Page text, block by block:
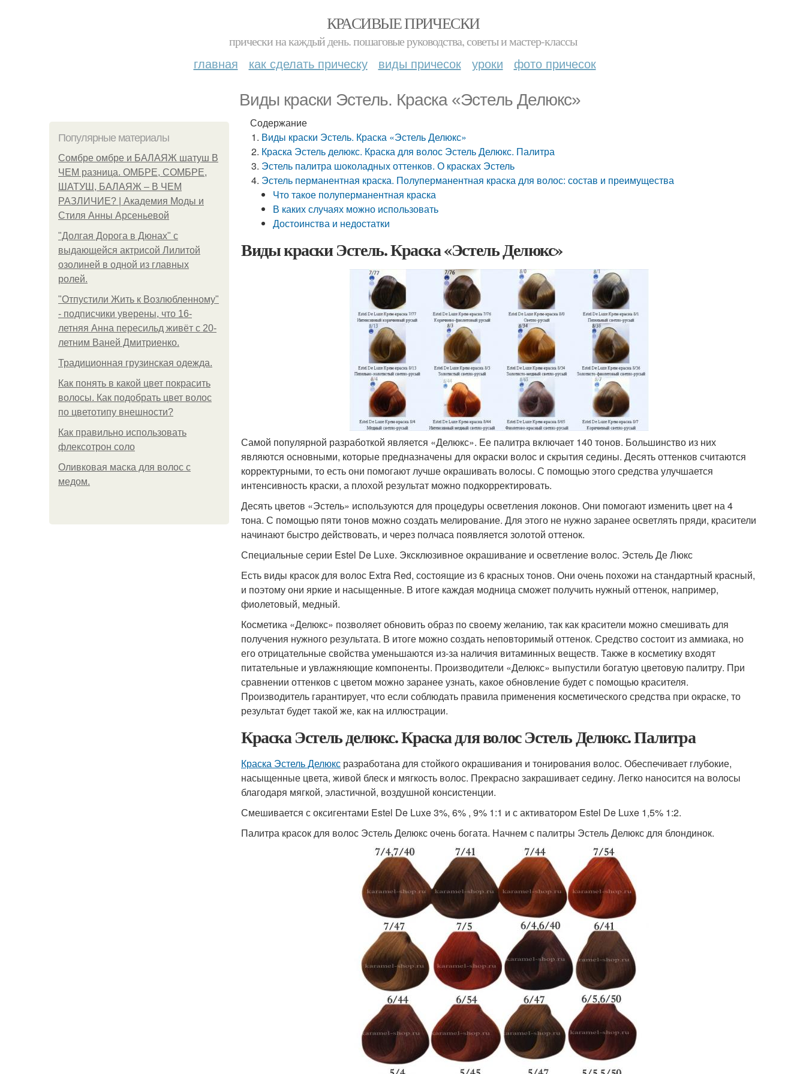
КРАСИВЫЕ ПРИЧЕСКИ
прически на каждый день. пошаговые руководства, советы и мастер-классы
главная как сделать прическу виды причесок уроки фото причесок
Виды краски Эстель. Краска «Эстель Делюкс»
Популярные материалы
Сомбре омбре и БАЛАЯЖ шатуш В
ЧЕМ разница. ОМБРЕ, СОМБРЕ,
ШАТУШ, БАЛАЯЖ – В ЧЕМ
РАЗЛИЧИЕ? | Академия Моды и
Стиля Анны Арсеньевой
"Долгая Дорога в Дюнах" с
выдающейся актрисой Лилитой
озолиней в одной из главных
ролей.
"Отпустили Жить к Возлюбленному"
- подписчики уверены, что 16-
летняя Анна пересильд живёт с 20-
летним Ваней Дмитриенко.
Традиционная грузинская одежда.
Как понять в какой цвет покрасить
волосы. Как подобрать цвет волос
по цветотипу внешности?
Как правильно использовать
флексотрон соло
Оливковая маска для волос с
медом.
Содержание
Виды краски Эстель. Краска «Эстель Делюкс»
Краска Эстель делюкс. Краска для волос Эстель Делюкс. Палитра
Эстель палитра шоколадных оттенков. О красках Эстель
Эстель перманентная краска. Полуперманентная краска для волос: состав и преимущества
Что такое полуперманентная краска
В каких случаях можно использовать
Достоинства и недостатки
Виды краски Эстель. Краска «Эстель Делюкс»
Самой популярной разработкой является «Делюкс». Ее палитра включает 140 тонов. Большинство из них
являются основными, которые предназначены для окраски волос и скрытия седины. Десять оттенков считаются
корректурными, то есть они помогают лучше окрашивать волосы. С помощью этого средства улучшается
интенсивность краски, а плохой результат можно подкорректировать.
Десять цветов «Эстель» используются для процедуры осветления локонов. Они помогают изменить цвет на 4
тона. С помощью пяти тонов можно создать мелирование. Для этого не нужно заранее осветлять пряди, красители
начинают быстро действовать, и через полчаса появляется золотой оттенок.
Специальные серии Estel De Luxe. Эксклюзивное окрашивание и осветление волос. Эстель Де Люкс
Есть виды красок для волос Extra Red, состоящие из 6 красных тонов. Они очень похожи на стандартный красный,
и поэтому они яркие и насыщенные. В итоге каждая модница сможет получить нужный оттенок, например,
фиолетовый, медный.
Косметика «Делюкс» позволяет обновить образ по своему желанию, так как красители можно смешивать для
получения нужного результата. В итоге можно создать неповторимый оттенок. Средство состоит из аммиака, но
его отрицательные свойства уменьшаются из-за наличия витаминных веществ. Также в косметику входят
питательные и увлажняющие компоненты. Производители «Делюкс» выпустили богатую цветовую палитру. При
сравнении оттенков с цветом можно заранее узнать, какое обновление будет с помощью красителя.
Производитель гарантирует, что если соблюдать правила применения косметического средства при окраске, то
результат будет такой же, как на иллюстрации.
Краска Эстель делюкс. Краска для волос Эстель Делюкс. Палитра
Краска Эстель Делюкс разработана для стойкого окрашивания и тонирования волос. Обеспечивает глубокие,
насыщенные цвета, живой блеск и мягкость волос. Прекрасно закрашивает седину. Легко наносится на волосы
благодаря мягкой, эластичной, воздушной консистенции.
Смешивается с оксигентами Estel De Luxe 3%, 6% , 9% 1:1 и с активатором Estel De Luxe 1,5% 1:2.
Палитра красок для волос Эстель Делюкс очень богата. Начнем с палитры Эстель Делюкс для блондинок.